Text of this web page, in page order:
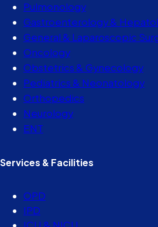
Pulmonology
Gastroenterology &
General & Laparoscopic
Oncology
Obstetrics & Gynecology
Pediatrics & Neonatology
Orthopedics
Neurology
ENT
Services & Facilities
OPD
IPD